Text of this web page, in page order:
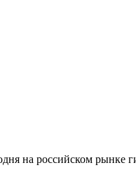
на российском рынке